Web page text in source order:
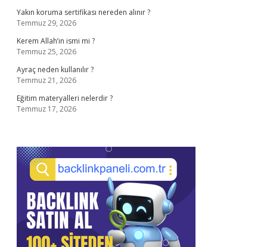
Yakın koruma sertifikası nereden alınır ?
Temmuz 29, 2026
Kerem Allah’ın ismi mi ?
Temmuz 25, 2026
Ayraç neden kullanılır ?
Temmuz 21, 2026
Eğitim materyalleri nelerdir ?
Temmuz 17, 2026